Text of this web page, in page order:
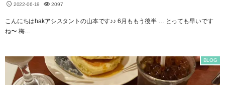
2022-06-19 2097
こんにちはhakアシスタントの山本です♪♪ 6月ももう後半 … とっても早いです
ね〜 梅…
BLOG